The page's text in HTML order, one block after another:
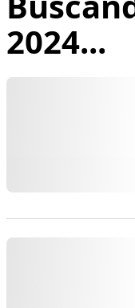
2024...